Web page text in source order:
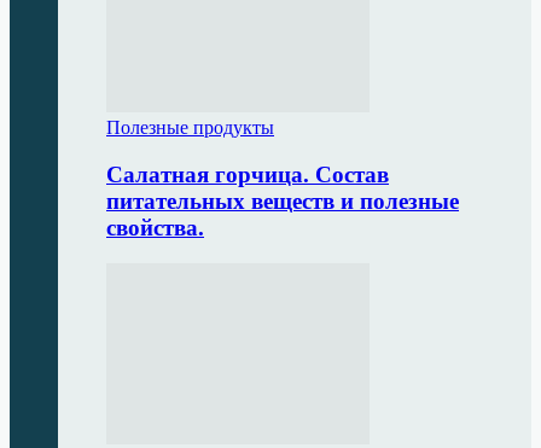
Полезные продукты
Салатная горчица. Состав
питательных веществ и полезные
свойства.